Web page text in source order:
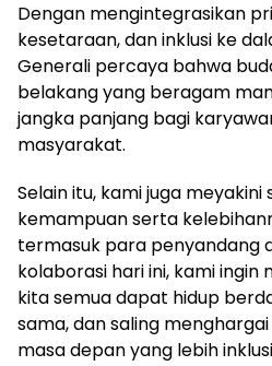
Dengan mengintegrasikan
kesetaraan, dan inklusi ke
Generali percaya bahwa
belakang yang beragam
jangka panjang bagi
masyarakat.
Selain itu, kami juga
kemampuan serta
termasuk para penyandang
kolaborasi hari ini, kami
kita semua dapat hidup
sama, dan saling
masa depan yang lebih